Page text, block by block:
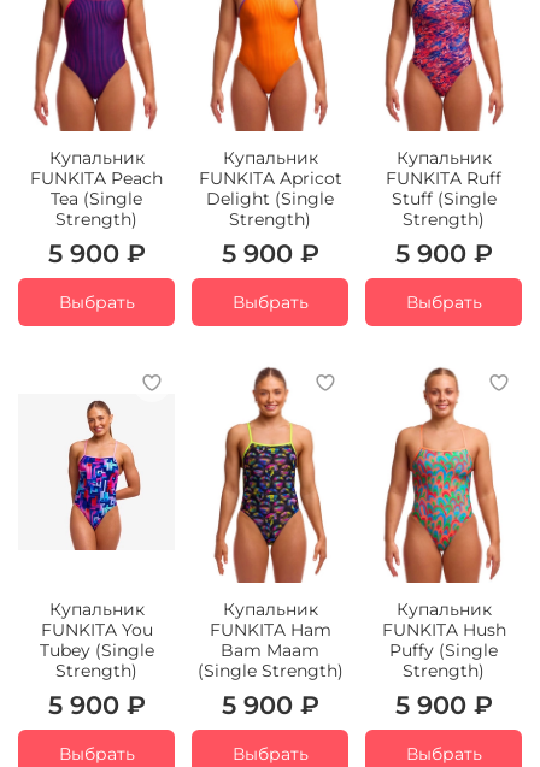
Купальник
FUNKITA Peach
Tea (Single
Strength)
5 900 ₽
Выбрать
Купальник
FUNKITA Apricot
Delight (Single
Strength)
5 900 ₽
Выбрать
Купальник
FUNKITA Ruff
Stuff (Single
Strength)
5 900 ₽
Выбрать
Купальник
FUNKITA You
Tubey (Single
Strength)
5 900 ₽
Выбрать
Купальник
FUNKITA Ham
Bam Maam
(Single Strength)
5 900 ₽
Выбрать
Купальник
FUNKITA Hush
Puffy (Single
Strength)
5 900 ₽
Выбрать